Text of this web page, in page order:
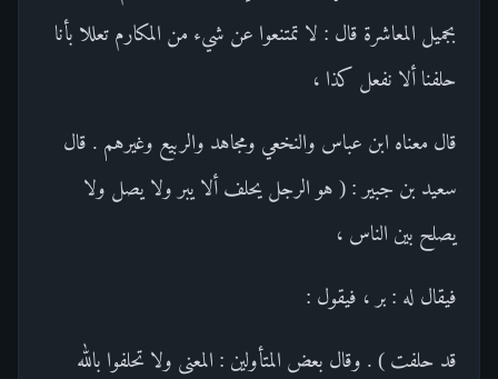
بجميل المعاشرة قال : لا تمتنعوا عن شيء من المكارم تعللا بأنا
حلفنا ألا نفعل كذا ،
قال معناه ابن عباس والنخعي ومجاهد والربيع وغيرهم . قال
سعيد بن جبير : ( هو الرجل يحلف ألا يبر ولا يصل ولا
يصلح بين الناس ،
فيقال له : بر ، فيقول :
قد حلفت ) . وقال بعض المتأولين : المعنى ولا تحلفوا بالله